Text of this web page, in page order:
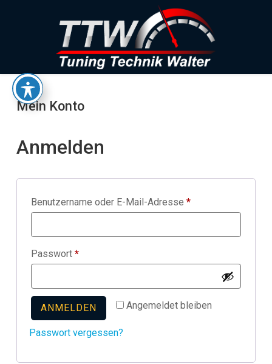
Mein Konto
Anmelden
Benutzername oder E-Mail-Adresse *Erforderlich
Passwort *Erforderlich
Angemeldet bleiben
ANMELDEN
Passwort vergessen?